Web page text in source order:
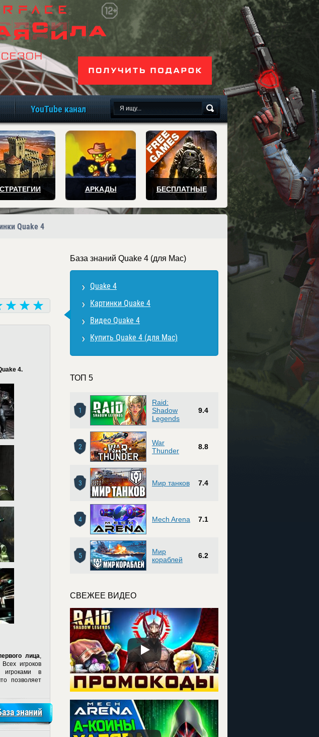
игры онлайн бесплатно
YouTube канал
СТРАТЕГИИ АРКАДЫ БЕСПЛАТНЫЕ
Quake 4
4.
лица,
игроков
игроками в
позволяет
знаний
База знаний Quake 4 (для Mac)
Quake 4
Картинки Quake 4
Видео Quake 4
Купить Quake 4 (для Mac)
ТОП 5
1
Raid:
Shadow
Legends
9.4
2
War
Thunder
8.8
3 Мир танков 7.4
4 Mech Arena 7.1
5
Мир
кораблей
6.2
СВЕЖЕЕ ВИДЕО